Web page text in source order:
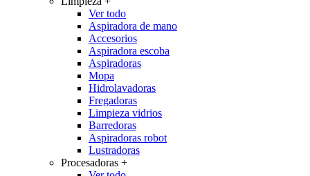
Ver todo
Aspiradora de mano
Accesorios
Aspiradora escoba
Aspiradoras
Mopa
Hidrolavadoras
Fregadoras
Limpieza vidrios
Barredoras
Aspiradoras robot
Lustradoras
Procesadoras +